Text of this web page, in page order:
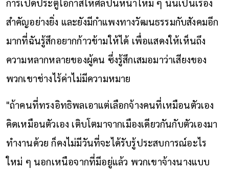
สำคัญอย่างยิ่ง และยังมีกำแพงทางวัฒนธรรมกับสังคมอีก
มากที่ฉันรู้สึกอยากก้าวข้ามให้ได้ เพื่อแสดงให้เห็นถึง
ความหลากหลายของผู้คน ซึ่งรู้สึกเสมอมาว่าเสียงของ
พวกเขาช่างไร้ค่าไม่มีความหมาย
"ถ้าคนที่ทรงอิทธิพลเอาแต่เลือกจ้างคนที่เหมือนตัวเอง
คิดเหมือนตัวเอง เติบโตมาจากเมืองเดียวกันกับตัวเองมา
ทำงานด้วย ก็คงไม่มีวันที่จะได้รับรู้ประสบการณ์อะไร
ใหม่ ๆ นอกเหนือจากที่มีอยู่แล้ว พวกเขาจ้างนางแบบ